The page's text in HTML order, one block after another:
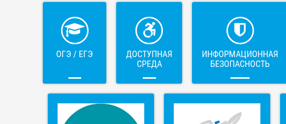
ОГЭ / ЕГЭ
ДОСТУПНАЯ
СРЕДА
ИНФОРМАЦИОННАЯ
БЕЗОПАСНОСТЬ